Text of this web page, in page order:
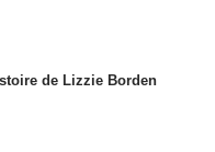
de Lizzie Borden